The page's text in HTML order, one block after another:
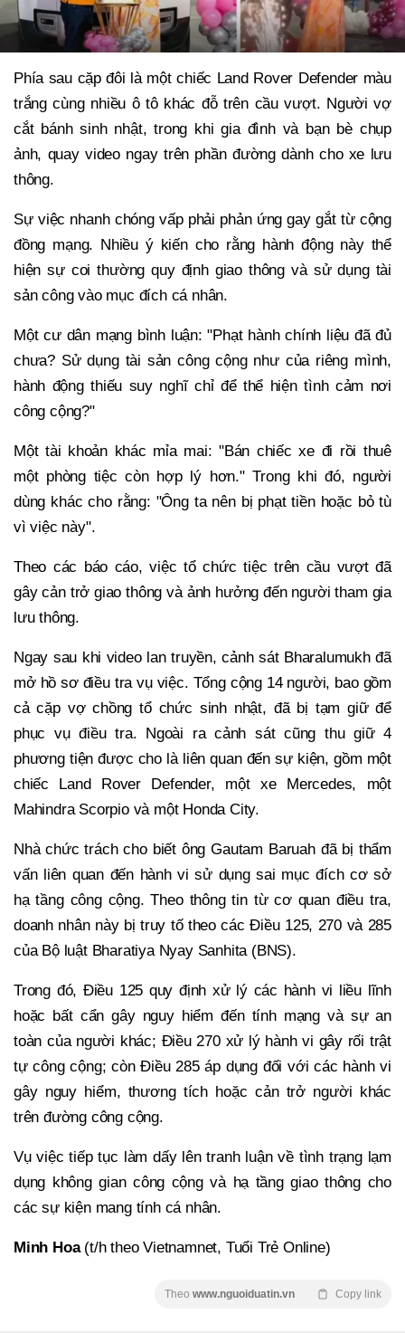
Phía sau cặp đôi là một chiếc Land Rover Defender màu
trắng cùng nhiều ô tô khác đỗ trên cầu vượt. Người vợ
cắt bánh sinh nhật, trong khi gia đình và bạn bè chụp
ảnh, quay video ngay trên phần đường dành cho xe lưu
thông.
Sự việc nhanh chóng vấp phải phản ứng gay gắt từ cộng
đồng mạng. Nhiều ý kiến cho rằng hành động này thể
hiện sự coi thường quy định giao thông và sử dụng tài
sản công vào mục đích cá nhân.
Một cư dân mạng bình luận: "Phạt hành chính liệu đã đủ
chưa? Sử dụng tài sản công cộng như của riêng mình,
hành động thiếu suy nghĩ chỉ để thể hiện tình cảm nơi
công cộng?"
Một tài khoản khác mỉa mai: "Bán chiếc xe đi rồi thuê
một phòng tiệc còn hợp lý hơn." Trong khi đó, người
dùng khác cho rằng: "Ông ta nên bị phạt tiền hoặc bỏ tù
vì việc này".
Theo các báo cáo, việc tổ chức tiệc trên cầu vượt đã
gây cản trở giao thông và ảnh hưởng đến người tham gia
lưu thông.
Ngay sau khi video lan truyền, cảnh sát Bharalumukh đã
mở hồ sơ điều tra vụ việc. Tổng cộng 14 người, bao gồm
cả cặp vợ chồng tổ chức sinh nhật, đã bị tạm giữ để
phục vụ điều tra. Ngoài ra cảnh sát cũng thu giữ 4
phương tiện được cho là liên quan đến sự kiện, gồm một
chiếc Land Rover Defender, một xe Mercedes, một
Mahindra Scorpio và một Honda City.
Nhà chức trách cho biết ông Gautam Baruah đã bị thẩm
vấn liên quan đến hành vi sử dụng sai mục đích cơ sở
hạ tầng công cộng. Theo thông tin từ cơ quan điều tra,
doanh nhân này bị truy tố theo các Điều 125, 270 và 285
của Bộ luật Bharatiya Nyay Sanhita (BNS).
Trong đó, Điều 125 quy định xử lý các hành vi liều lĩnh
hoặc bất cẩn gây nguy hiểm đến tính mạng và sự an
toàn của người khác; Điều 270 xử lý hành vi gây rối trật
tự công cộng; còn Điều 285 áp dụng đối với các hành vi
gây nguy hiểm, thương tích hoặc cản trở người khác
trên đường công cộng.
Vụ việc tiếp tục làm dấy lên tranh luận về tình trạng lạm
dụng không gian công cộng và hạ tầng giao thông cho
các sự kiện mang tính cá nhân.
Minh Hoa(t/h theo Vietnamnet, Tuổi Trẻ Online)
Theo www.nguoiduatin.vn Copy link